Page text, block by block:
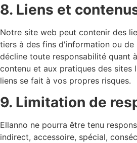
8. Liens et
Notre site web peut contenir des
tiers à des fins d'information ou de
décline toute responsabilité quant
contenu et aux pratiques des sites
liens se fait à vos propres risques.
9. Limitation de
Ellanno ne pourra être tenu
indirect, accessoire, spécial,